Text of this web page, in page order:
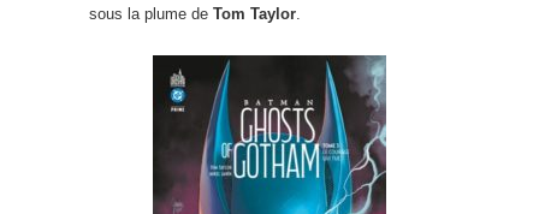
sous la plume de Tom Taylor.